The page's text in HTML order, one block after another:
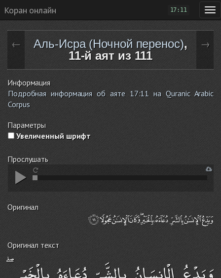
Коран онлайн 17:11
← Аль-Исра (Ночной перенос),
11-й аят из 111
→
Информация
Подробная информация об аяте 17:11 на Quranic Arabic
Corpus
Параметры
Увеличенный шрифт
Прослушать
Оригинал
Оригинал текст